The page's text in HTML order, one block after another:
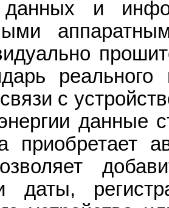
данных и
с
данные
приобретает
даты,